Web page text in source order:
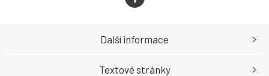
Další informace
Textové stránky